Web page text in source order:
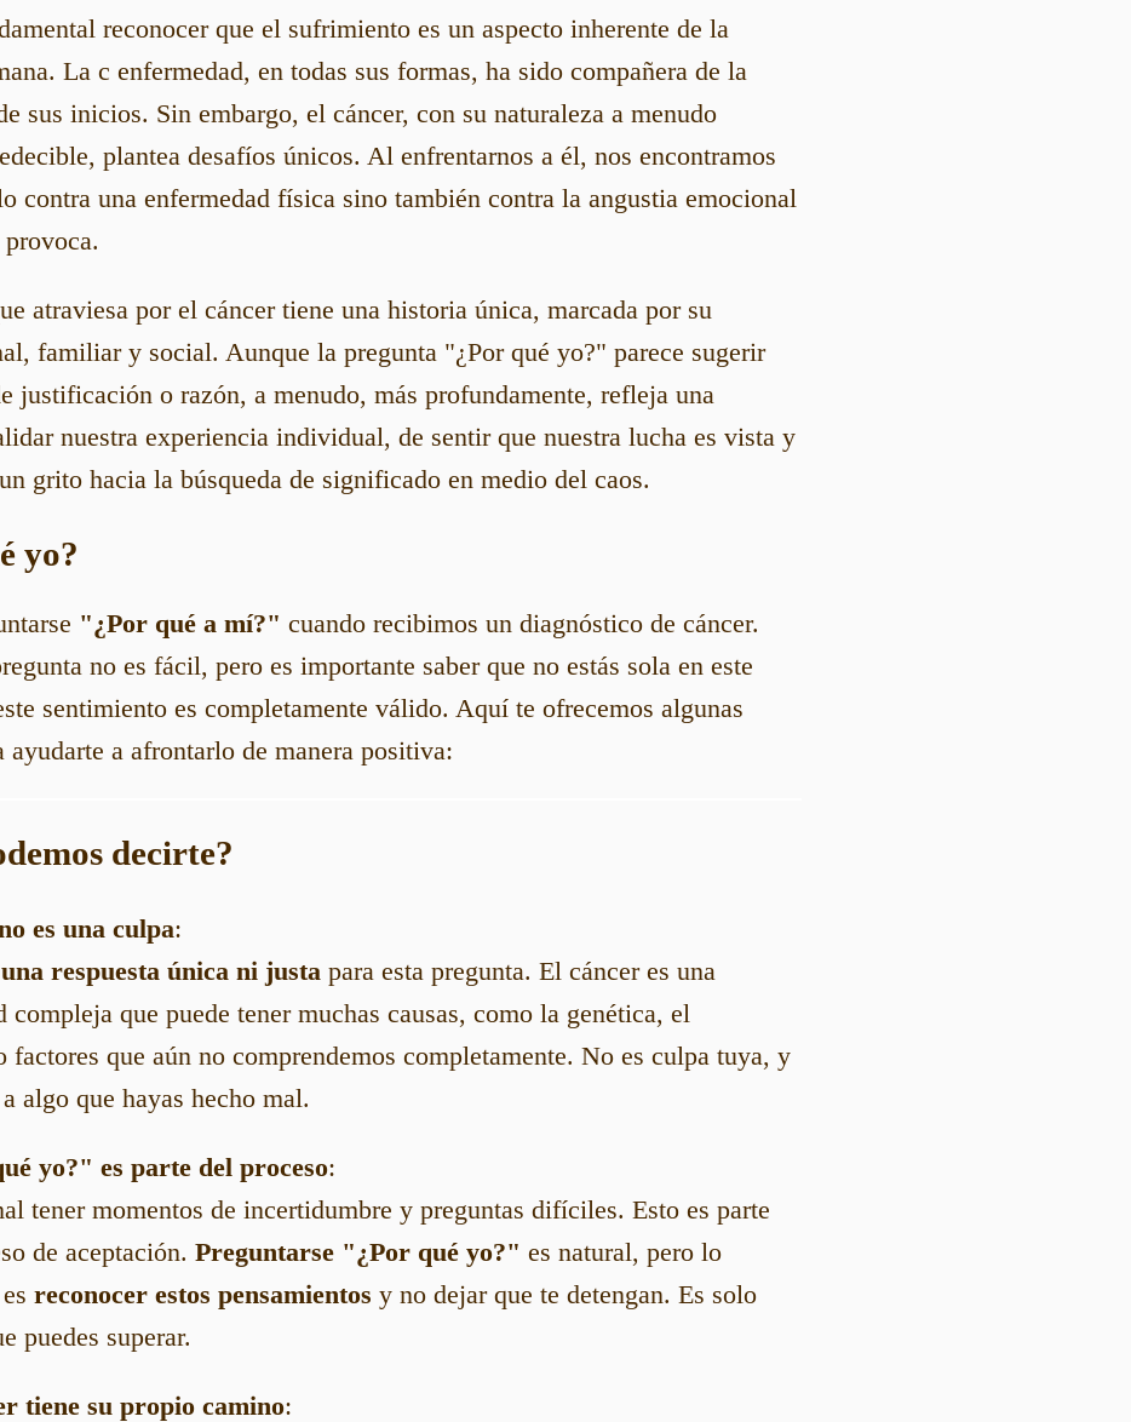
reconocer que el sufrimiento es un aspecto inherente de la
La c enfermedad, en todas sus formas, ha sido compañera de la
sus inicios. Sin embargo, el cáncer, con su naturaleza a menudo
plantea desafíos únicos. Al enfrentarnos a él, nos encontramos
contra una enfermedad física sino también contra la angustia emocional
atraviesa por el cáncer tiene una historia única, marcada por su
familiar y social. Aunque la pregunta "¿Por qué yo?" parece sugerir
justificación o razón, a menudo, más profundamente, refleja una
nuestra experiencia individual, de sentir que nuestra lucha es vista y
grito hacia la búsqueda de significado en medio del caos.
yo?
"¿Por qué a mí?" cuando recibimos un diagnóstico de cáncer.
no es fácil, pero es importante saber que no estás sola en este
sentimiento es completamente válido. Aquí te ofrecemos algunas
ayudarte a afrontarlo de manera positiva:
decirte?
es una culpa:
respuesta única ni justa para esta pregunta. El cáncer es una
compleja que puede tener muchas causas, como la genética, el
factores que aún no comprendemos completamente. No es culpa tuya, y
algo que hayas hecho mal.
yo?" es parte del proceso:
tener momentos de incertidumbre y preguntas difíciles. Esto es parte
de aceptación. Preguntarse "¿Por qué yo?" es natural, pero lo
reconocer estos pensamientos y no dejar que te detengan. Es solo
puedes superar.
tiene su propio camino: